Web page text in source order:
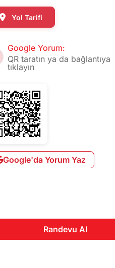
Yol Tarifi
Google Yorum:
QR taratın ya da bağlantıya
tıklayın
Google'da Yorum Yaz
Randevu Al